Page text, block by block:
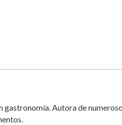
gastronomía. Autora de